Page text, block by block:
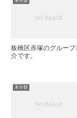
板橋区赤塚のグルー
介です。
未分類